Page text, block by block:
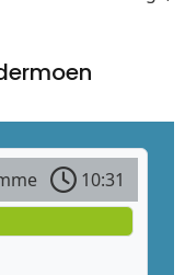
10:31